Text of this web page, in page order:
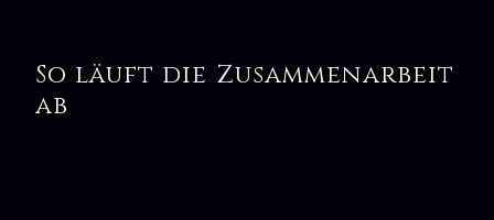
So läuft die Zusammenarbeit
ab